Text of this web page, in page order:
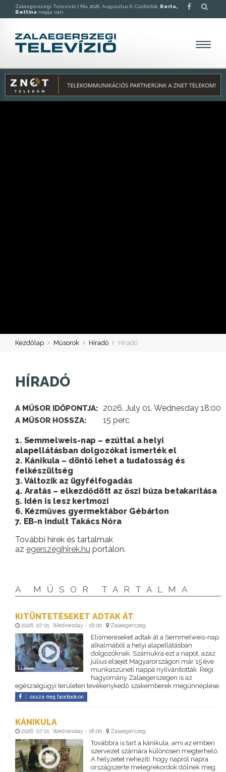
Zalaegerszegi Televízió | Ma 2026. Augusztus 6. Csütörtök, Berta,
Bettina napja van.
Kezdőlap Műsorok Híradó Híradó
HÍRADÓ
A MŰSOR IDŐPONTJA: 2026. July 01. Wednesday 18:00
A MŰSOR HOSSZA: 15 perc
1. Semmelweis-nap – ezúttal a helyi
alapellátásban dolgozókat ismerték el
2. Kánikula – döntő lehet a tudatosság és
felkészültség
3. Változik az ügyfélfogadás
4. Aratás – elkezdődött az őszi búza betakarítása
5. Idén is lesz kertmozi
6. Kézműves gyermektábor Gébárton
7. EB-n indult Takács Nóra
További hírek és tartalmak
az egerszegihirek.hu portálon.
A MŰSOR TARTALMA
KITÜNTETÉSEKET ADTAK ÁT
2026. 07 01. Wednesday - 18:00 Zalaegerszeg
Elismeréseket adtak át a Semmelweis-nap
alkalmából a helyi alapellátásban
dolgozóknak. Számukra ezt a napot, azaz
július elsejét Magyarországon már 15 éve
munkaszüneti nappá nyilvánították. Régi
hagyomány Zalaegerszegen is az
egészségügyi területen tevékenykedő szakemberek megünneplése.
ossza meg facebook-on
KÁNIKULA
2026. 07 01. Wednesday - 18:00 Zalaegerszeg
Továbbra is tart a kánikula, ami az emberi
szervezet számára különösen megterhelő.
A helyzetet nehezíti, hogy napról napra
országszerte melegrekordok dőlnek meg.